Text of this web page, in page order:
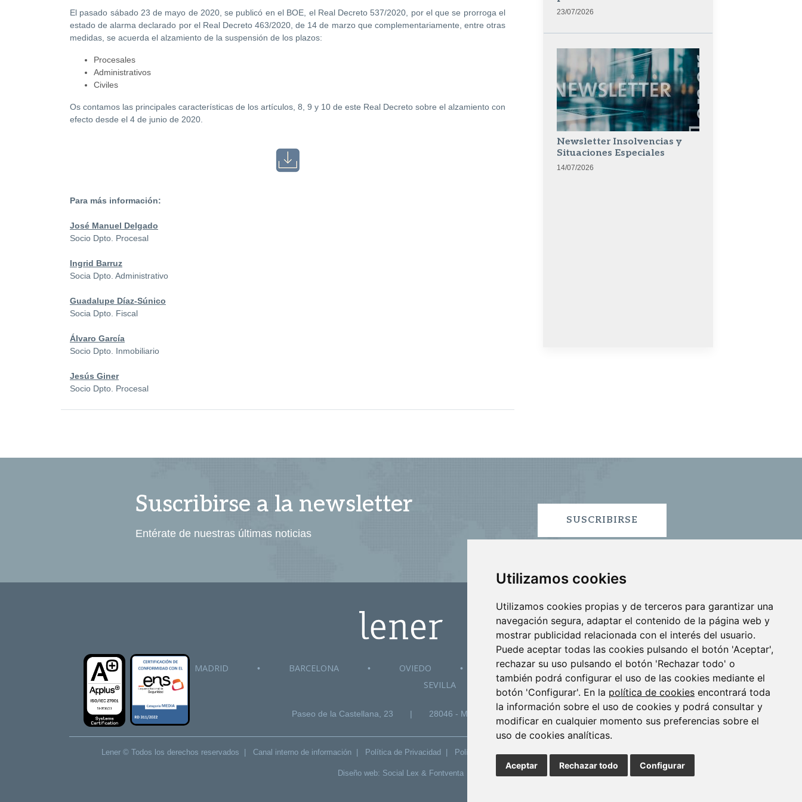
Utilizamos cookies
Utilizamos cookies propias y de terceros para garantizar una
navegación segura, adaptar el contenido de la página web y
mostrar publicidad relacionada con el interés del usuario.
Puede aceptar todas las cookies pulsando el botón 'Aceptar',
rechazar su uso pulsando el botón 'Rechazar todo' o
también podrá configurar el uso de las cookies mediante el
botón 'Configurar'. En la política de cookies encontrará toda
la información sobre el uso de cookies y podrá consultar y
modificar en cualquier momento sus preferencias sobre el
uso de cookies analíticas.
Aceptar Rechazar todo Configurar
El pasado sábado 23 de mayo de 2020, se publicó en el BOE, el Real Decreto 537/2020, por el que se prorroga el
estado de alarma declarado por el Real Decreto 463/2020, de 14 de marzo que complementariamente, entre otras
medidas, se acuerda el alzamiento de la suspensión de los plazos:
Procesales
Administrativos
Civiles
Os contamos las principales características de los artículos, 8, 9 y 10 de este Real Decreto sobre el alzamiento con
efecto desde el 4 de junio de 2020.
Para más información:
José Manuel Delgado
Socio Dpto. Procesal
Ingrid Barruz
Socia Dpto. Administrativo
Guadalupe Díaz-Súnico
Socia Dpto. Fiscal
Álvaro García
Socio Dpto. Inmobiliario
Jesús Giner
Socio Dpto. Procesal
23/07/2026
Newsletter Insolvencias y
Situaciones Especiales
14/07/2026
Suscribirse a la newsletter
Entérate de nuestras últimas noticias
SUSCRIBIRSE
MADRID • BARCELONA • OVIEDO • VALLADOLID • VIGO
SEVILLA
Paseo de la Castellana, 23 | 28046 - Madrid +34 913 912 066
Lener © Todos los derechos reservados | Canal interno de información| Política de Privacidad Política de Seguridad
Diseño web: Social Lex & Fontventa